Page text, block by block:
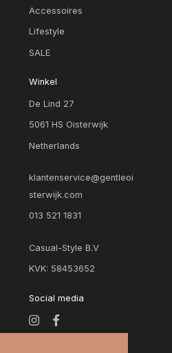
Accessoires
Lifestyle
SALE
Winkel
De Lind 27
5061 HS Oisterwijk
Netherlands
klantenservice@gentleoi
sterwijk.com
013 521 1831
Casual-Style B.V
KVK: 58453652
Social media